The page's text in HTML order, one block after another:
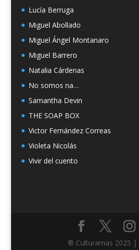
Lucía Berruga
Miguel Abollado
Miguel Ángel Montanaro
Miguel Barrero
Natalia Cárdenas
No somos na…
Samantha Devin
THE SOAP BOX
Victor Fernández Correas
Violeta Nicolás
Vivir del cuento
® Culturamas 2025 |